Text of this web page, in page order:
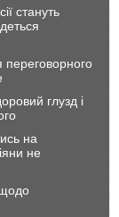
стануть
переговорного
глузд і
на
не